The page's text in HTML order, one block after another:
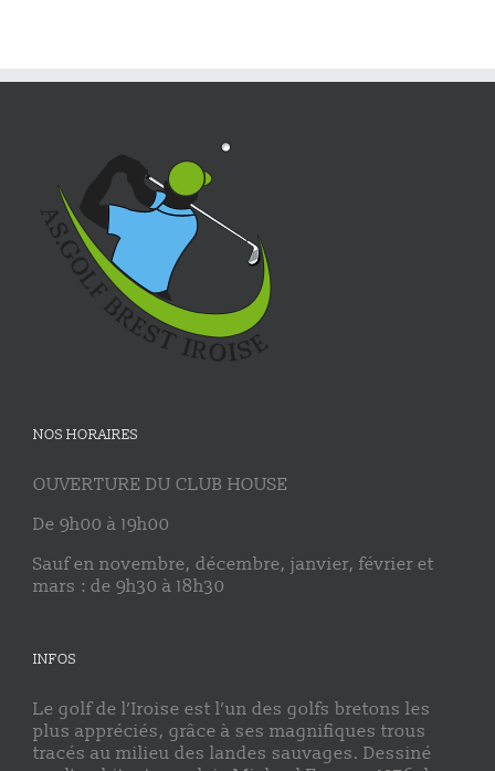
NOS HORAIRES
OUVERTURE DU CLUB HOUSE
De 9h00 à 19h00
Sauf en novembre, décembre, janvier, février et
mars : de 9h30 à 18h30
INFOS
Le golf de l’Iroise est l’un des golfs bretons les
plus appréciés, grâce à ses magnifiques trous
tracés au milieu des landes sauvages. Dessiné